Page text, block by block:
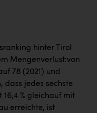
hinter Tirol
Mengenverlust:von
78 (2021) und
dass jedes sechste
% gleichauf mit
erreichte, ist